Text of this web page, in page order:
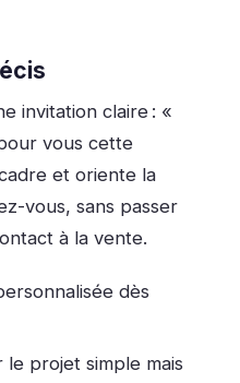
invitation claire : «
vous cette
et oriente la
vous, sans passer
à la vente.
dès
le projet simple mais